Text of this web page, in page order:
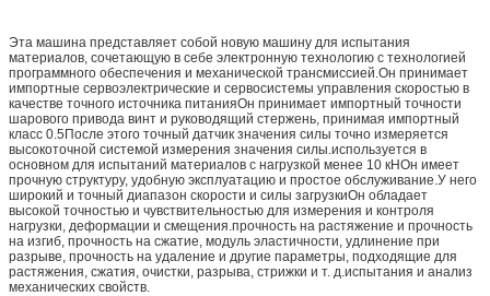
Эта машина представляет собой новую машину для испытания
материалов, сочетающую в себе электронную технологию с технологией
программного обеспечения и механической трансмиссией.Он принимает
импортные сервоэлектрические и сервосистемы управления скоростью в
качестве точного источника питанияОн принимает импортный точности
шарового привода винт и руководящий стержень, принимая импортный
класс 0.5После этого точный датчик значения силы точно измеряется
высокоточной системой измерения значения силы.используется в
основном для испытаний материалов с нагрузкой менее 10 кНОн имеет
прочную структуру, удобную эксплуатацию и простое обслуживание.У него
широкий и точный диапазон скорости и силы загрузкиОн обладает
высокой точностью и чувствительностью для измерения и контроля
нагрузки, деформации и смещения.прочность на растяжение и прочность
на изгиб, прочность на сжатие, модуль эластичности, удлинение при
разрыве, прочность на удаление и другие параметры, подходящие для
растяжения, сжатия, очистки, разрыва, стрижки и т. д.испытания и анализ
механических свойств.